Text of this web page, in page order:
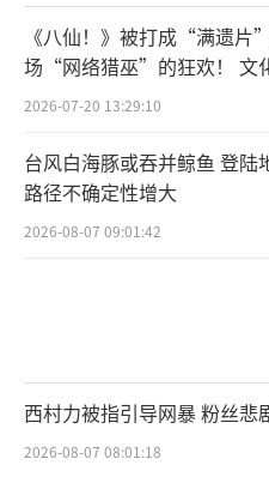
《八仙！》被打成“满遗片
场“网络猎巫”的狂欢！ 文
焦虑？
2026-07-20 13:29:10
台风白海豚或吞并鲸鱼 登陆
路径不确定性增大
2026-08-07 09:01:42
西村力被指引导网暴 粉丝悲
2026-08-07 08:01:18